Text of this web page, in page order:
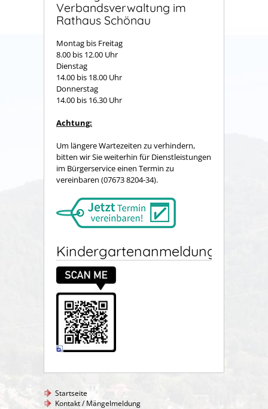
Verbandsverwaltung im
Rathaus Schönau
Montag bis Freitag
8.00 bis 12.00 Uhr
Dienstag
14.00 bis 18.00 Uhr
Donnerstag
14.00 bis 16.30 Uhr
Achtung:
Um längere Wartezeiten zu verhindern,
bitten wir Sie weiterhin für Dienstleistungen
im Bürgerservice einen Termin zu
vereinbaren (07673 8204-34).
Kindergartenanmeldung
Startseite
Kontakt / Mängelmeldung